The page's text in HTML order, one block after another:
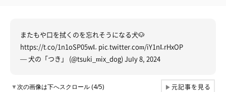
またもや口を拭くのを忘れそうになる犬🐶
https://t.co/1n1oSP05wL pic.twitter.com/iY1nLrHxOP
— 犬の「つき」 (@tsuki_mix_dog) July 8, 2024
▼次の画像は下へスクロール (4/5) ▶元記事を見る